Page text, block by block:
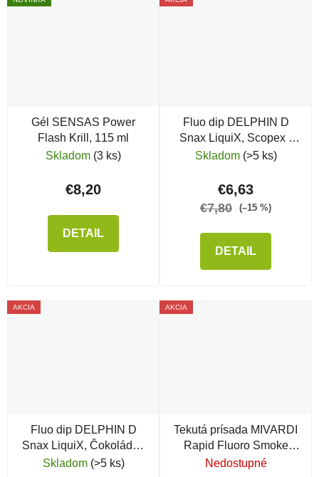
Gél SENSAS Power
Flash Krill, 115 ml
Skladom (3 ks)
€8,20
DETAIL
Fluo dip DELPHIN D
Snax LiquiX, Scopex -
Vanilka
Skladom (>5 ks)
€6,63
€7,80 (–15 %)
DETAIL
AKCIA
Fluo dip DELPHIN D
Snax LiquiX, Čokoláda -
Banán
Skladom (>5 ks)
AKCIA
Tekutá prísada MIVARDI
Rapid Fluoro Smoke
Sweet
Nedostupné